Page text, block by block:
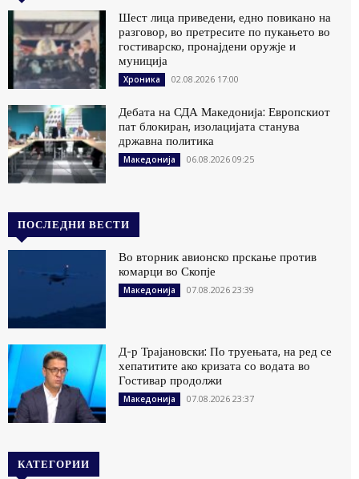
Шест лица приведени, едно повикано на
разговор, во претресите по пукањето во
гостиварско, пронајдени оружје и
муниција
Хроника 02.08.2026 17:00
Дебата на СДА Македонија: Европскиот
пат блокиран, изолацијата станува
државна политика
Македонија 06.08.2026 09:25
ПОСЛЕДНИ ВЕСТИ
Во вторник авионско прскање против
комарци во Скопје
Македонија 07.08.2026 23:39
Д-р Трајановски: По труењата, на ред се
хепатитите ако кризата со водата во
Гостивар продолжи
Македонија 07.08.2026 23:37
КАТЕГОРИИ